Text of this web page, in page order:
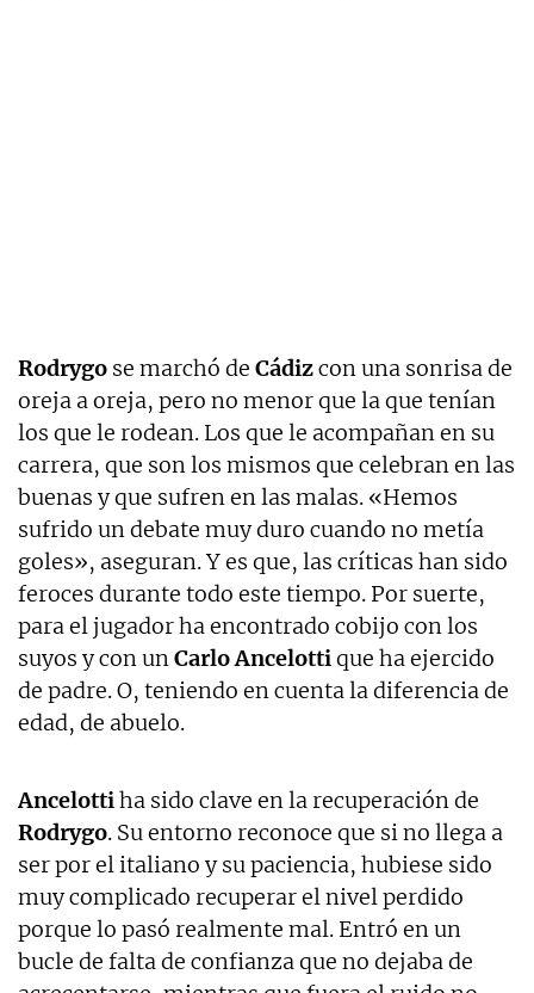
Rodrygo se marchó de Cádizcon una sonrisa de
oreja a oreja, pero no menor que la que tenían
los que le rodean. Los que le acompañan en su
carrera, que son los mismos que celebran en las
buenas y que sufren en las malas. «Hemos
sufrido un debate muy duro cuando no metía
goles», aseguran. Y es que, las críticas han sido
feroces durante todo este tiempo. Por suerte,
para el jugador ha encontrado cobijo con los
suyos y con unCarlo Ancelottique ha ejercido
de padre. O, teniendo en cuenta la diferencia de
edad, de abuelo.
Ancelottiha sido clave en la recuperación de
Rodrygo. Su entorno reconoce que si no llega a
ser por el italiano y su paciencia, hubiese sido
muy complicado recuperar el nivel perdido
porque lo pasó realmente mal. Entró en un
bucle de falta de confianza que no dejaba de